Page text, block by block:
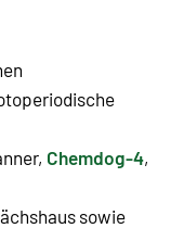
Chemdog-4,
sowie